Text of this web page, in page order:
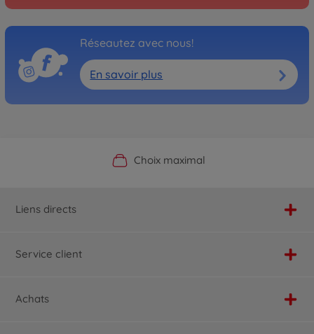
Réseautez avec nous!
En savoir plus
Boutique officielle du fabricant
Choix maximal
Service personnalisé
Livraison rapide
Liens directs
Service client
Achats